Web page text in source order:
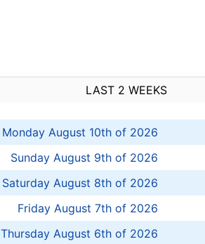
LAST 2 WEEKS
Monday August 10th of 2026
Sunday August 9th of 2026
Saturday August 8th of 2026
Friday August 7th of 2026
Thursday August 6th of 2026